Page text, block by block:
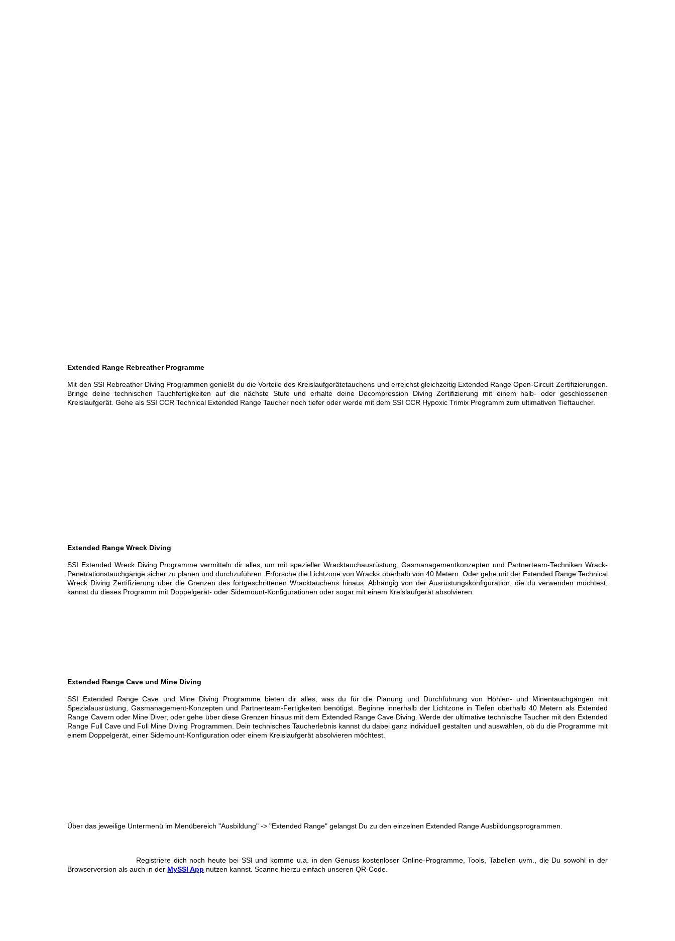
Extended Range Rebreather Programme
Mit den SSI Rebreather Diving Programmen genießt du die Vorteile des Kreislaufgerätetauchens und erreichst gleichzeitig Extended Range Open-Circuit Zertifizierungen.
Bringe deine technischen Tauchfertigkeiten auf die nächste Stufe und erhalte deine Decompression Diving Zertifizierung mit einem halb- oder geschlossenen
Kreislaufgerät. Gehe als SSI CCR Technical Extended Range Taucher noch tiefer oder werde mit dem SSI CCR Hypoxic Trimix Programm zum ultimativen Tieftaucher.
Extended Range Wreck Diving
SSI Extended Wreck Diving Programme vermitteln dir alles, um mit spezieller Wracktauchausrüstung, Gasmanagementkonzepten und Partnerteam-Techniken Wrack-
Penetrationstauchgänge sicher zu planen und durchzuführen. Erforsche die Lichtzone von Wracks oberhalb von 40 Metern. Oder gehe mit der Extended Range Technical
Wreck Diving Zertifizierung über die Grenzen des fortgeschrittenen Wracktauchens hinaus. Abhängig von der Ausrüstungskonfiguration, die du verwenden möchtest,
kannst du dieses Programm mit Doppelgerät- oder Sidemount-Konfigurationen oder sogar mit einem Kreislaufgerät absolvieren.
Extended Range Cave und Mine Diving
SSI Extended Range Cave und Mine Diving Programme bieten dir alles, was du für die Planung und Durchführung von Höhlen- und Minentauchgängen mit
Spezialausrüstung, Gasmanagement-Konzepten und Partnerteam-Fertigkeiten benötigst. Beginne innerhalb der Lichtzone in Tiefen oberhalb 40 Metern als Extended
Range Cavern oder Mine Diver, oder gehe über diese Grenzen hinaus mit dem Extended Range Cave Diving. Werde der ultimative technische Taucher mit den Extended
Range Full Cave und Full Mine Diving Programmen. Dein technisches Taucherlebnis kannst du dabei ganz individuell gestalten und auswählen, ob du die Programme mit
einem Doppelgerät, einer Sidemount-Konfiguration oder einem Kreislaufgerät absolvieren möchtest.
Über das jeweilige Untermenü im Menübereich "Ausbildung" -> "Extended Range" gelangst Du zu den einzelnen Extended Range Ausbildungsprogrammen.
Registriere dich noch heute bei SSI und komme u.a. in den Genuss kostenloser Online-Programme, Tools, Tabellen uvm., die Du sowohl in der
Browserversion als auch in der MySSI App nutzen kannst. Scanne hierzu einfach unseren QR-Code.